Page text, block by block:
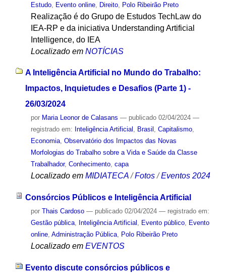
Estudo, Evento online, Direito, Polo Ribeirão Preto
Realização é do Grupo de Estudos TechLaw do
IEA-RP e da iniciativa Understanding Artificial
Intelligence, do IEA
Localizado em NOTÍCIAS
A Inteligência Artificial no Mundo do Trabalho:
Impactos, Inquietudes e Desafios (Parte 1) -
26/03/2024
por Maria Leonor de Calasans — publicado02/04/2024 —
registrado em: Inteligência Artificial , Brasil , Capitalismo,
Economia, Observatório dos Impactos das Novas
Morfologias do Trabalho sobre a Vida e Saúde da Classe
Trabalhador, Conhecimento, capa
Localizado em MIDIATECA /Fotos /Eventos 2024
Consórcios Públicos e Inteligência Artificial
por Thais Cardoso — publicado02/04/2024 — registrado em:
Gestão pública, Inteligência Artificial , Evento público, Evento
online, Administração Pública, Polo Ribeirão Preto
Localizado em EVENTOS
Evento discute consórcios públicos e